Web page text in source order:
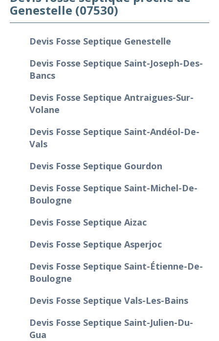
Genestelle (07530)
Devis Fosse Septique Genestelle
Devis Fosse Septique Saint-Joseph-Des-
Bancs
Devis Fosse Septique Antraigues-Sur-
Volane
Devis Fosse Septique Saint-Andéol-De-
Vals
Devis Fosse Septique Gourdon
Devis Fosse Septique Saint-Michel-De-
Boulogne
Devis Fosse Septique Aizac
Devis Fosse Septique Asperjoc
Devis Fosse Septique Saint-Étienne-De-
Boulogne
Devis Fosse Septique Vals-Les-Bains
Devis Fosse Septique Saint-Julien-Du-
Gua